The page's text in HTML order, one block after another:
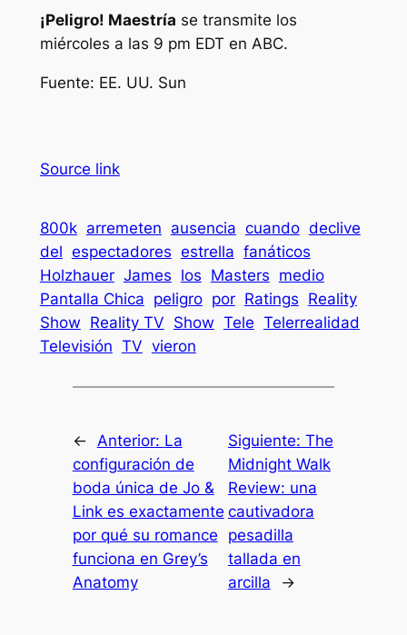
¡Peligro! Maestría se transmite los
miércoles a las 9 pm EDT en ABC.
Fuente: EE. UU. Sun
Source link
800k arremeten ausencia cuando declive
del espectadores estrella fanáticos
Holzhauer James los Masters medio
Pantalla Chica peligro por Ratings Reality
Show Reality TV Show Tele Telerrealidad
Televisión TV vieron
← Anterior: La
configuración de
boda única de Jo &
Link es exactamente
por qué su romance
funciona en Grey’s
Anatomy
Siguiente: The
Midnight Walk
Review: una
cautivadora
pesadilla
tallada en
arcilla
→